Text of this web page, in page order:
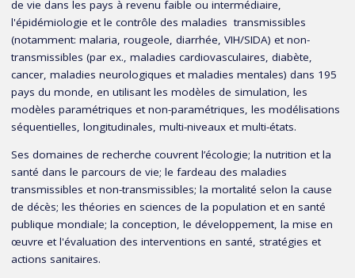
de vie dans les pays à revenu faible ou intermédiaire,
l'épidémiologie et le contrôle des maladies transmissibles
(notamment: malaria, rougeole, diarrhée, VIH/SIDA) et non-
transmissibles (par ex., maladies cardiovasculaires, diabète,
cancer, maladies neurologiques et maladies mentales) dans 195
pays du monde, en utilisant les modèles de simulation, les
modèles paramétriques et non-paramétriques, les modélisations
séquentielles, longitudinales, multi-niveaux et multi-états.
Ses domaines de recherche couvrent l’écologie; la nutrition et la
santé dans le parcours de vie; le fardeau des maladies
transmissibles et non-transmissibles; la mortalité selon la cause
de décès; les théories en sciences de la population et en santé
publique mondiale; la conception, le développement, la mise en
œuvre et l'évaluation des interventions en santé, stratégies et
actions sanitaires.